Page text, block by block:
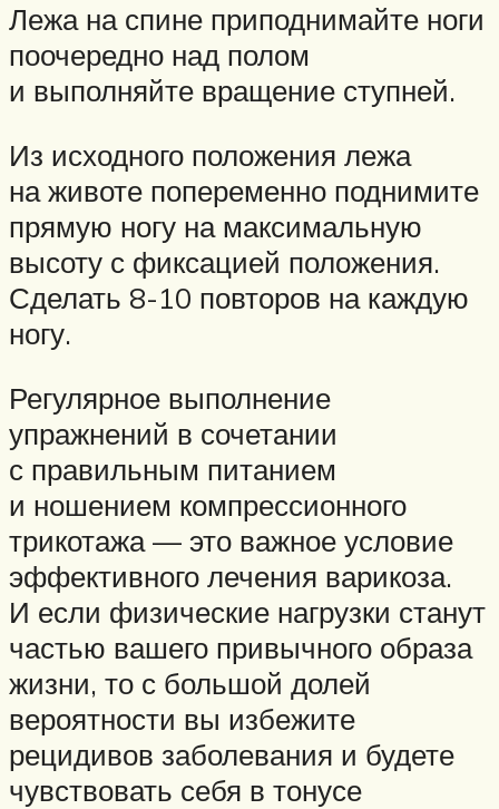
Лежа на спине приподнимайте ноги
поочередно над полом
и выполняйте вращение ступней.
Из исходного положения лежа
на животе попеременно поднимите
прямую ногу на максимальную
высоту с фиксацией положения.
Сделать 8-10 повторов на каждую
ногу.
Регулярное выполнение
упражнений в сочетании
с правильным питанием
и ношением компрессионного
трикотажа — это важное условие
эффективного лечения варикоза.
И если физические нагрузки станут
частью вашего привычного образа
жизни, то с большой долей
вероятности вы избежите
рецидивов заболевания и будете
чувствовать себя в тонусе